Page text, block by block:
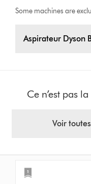
Some machines are
Aspirateur Dyson
Ce n’est pas
Voir